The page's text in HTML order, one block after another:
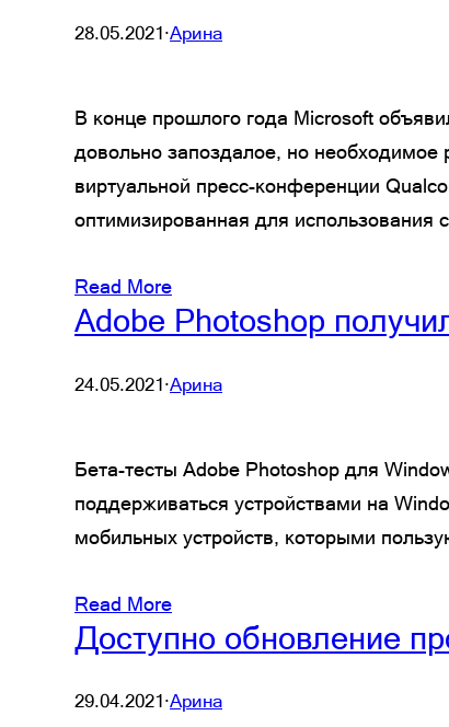
28.05.2021·Арина
В конце прошлого года Microsoft
довольно запоздалое, но
виртуальной пресс-конференции
оптимизированная для использования
Read More
Adobe Photoshop
24.05.2021·Арина
Бета-тесты Adobe Photoshop для
поддерживаться устройствами на
мобильных устройств, которыми
Read More
Доступно обновление
29.04.2021·Арина